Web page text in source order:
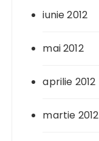
iunie 2012
mai 2012
aprilie 2012
martie 2012